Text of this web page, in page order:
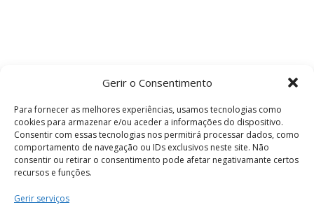
Gerir o Consentimento
Para fornecer as melhores experiências, usamos tecnologias como
cookies para armazenar e/ou aceder a informações do dispositivo.
Consentir com essas tecnologias nos permitirá processar dados, como
comportamento de navegação ou IDs exclusivos neste site. Não
consentir ou retirar o consentimento pode afetar negativamante certos
recursos e funções.
Gerir serviços
Termos e Condições